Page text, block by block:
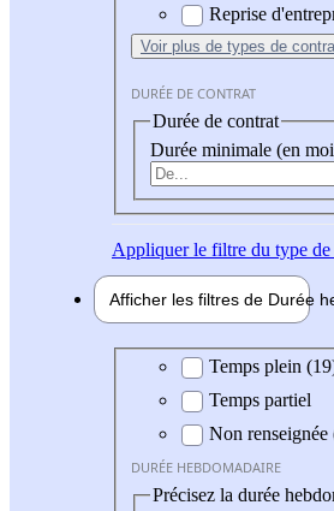
Reprise
Voir plus de types de
DURÉE DE CONTRAT
Durée de contrat
Durée minimale (en
Appliquerle filtre du type de
Afficher les filtres de Durée
Durée hebdomadaire
Temps plein
Temps partiel
Non renseignée
DURÉE HEBDOMADAIRE
Précisez la durée